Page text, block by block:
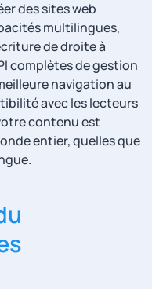
des sites web
multilingues,
de droite à
complètes de gestion
navigation au
avec les lecteurs
contenu est
entier, quelles que